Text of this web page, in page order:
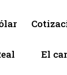
El